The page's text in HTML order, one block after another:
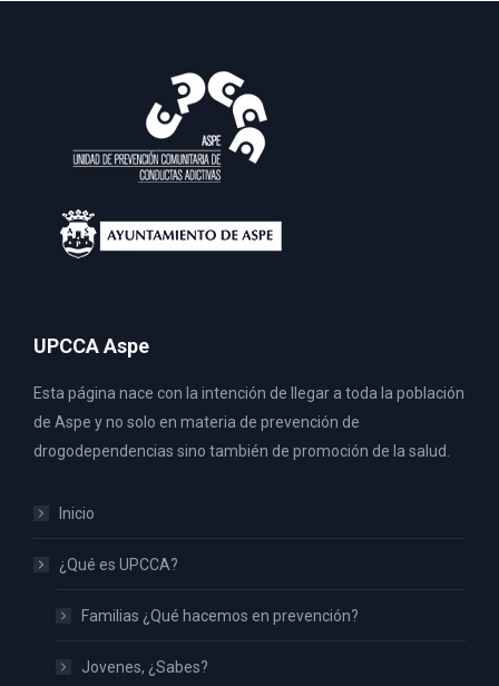
UPCCA Aspe
Esta página nace con la intención de llegar a toda la población
de Aspe y no solo en materia de prevención de
drogodependencias sino también de promoción de la salud.
Inicio
¿Qué es UPCCA?
Familias ¿Qué hacemos en prevención?
Jovenes, ¿Sabes?